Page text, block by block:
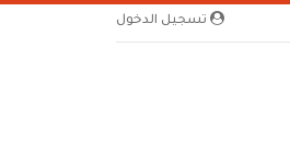
تسجيل الدخول